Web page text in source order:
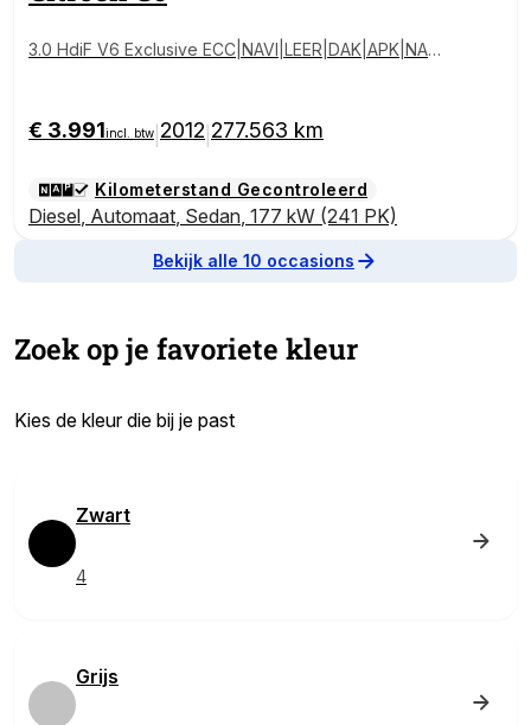
3.0 HdiF V6 Exclusive ECC|NAVI|LEER|DAK|APK|NAP|
€ 3.991incl. btw 2012 277.563 km
Kilometerstand Gecontroleerd
Diesel Automaat Sedan 177 kW (241 PK)
Bekijk alle 10 occasions
Zoek op je favoriete kleur
Kies de kleur die bij je past
Zwart
4
Grijs